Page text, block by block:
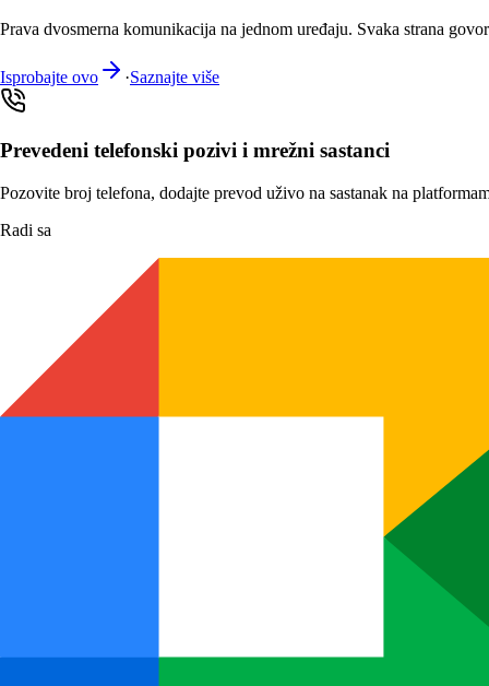
Prava dvosmerna komunikacija na jednom uređaju. Svaka strana
Isprobajte ovo ·Saznajte više
Prevedeni telefonski pozivi i mrežni sastanci
Pozovite broj telefona, dodajte prevod uživo na sastanak na
Radi sa